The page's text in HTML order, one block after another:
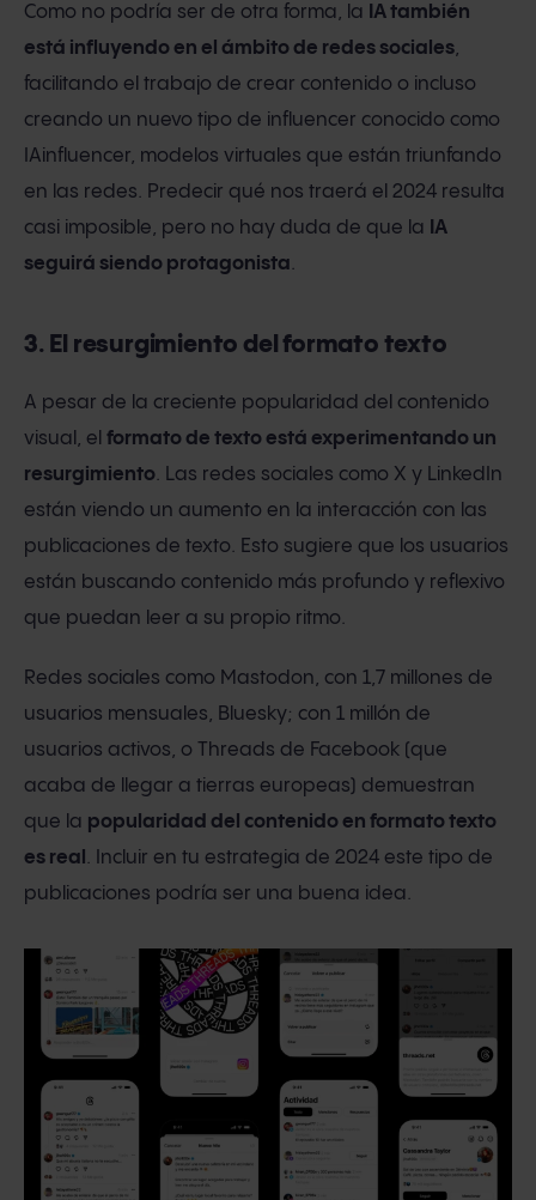
Como no podría ser de otra forma, la IA también
está influyendo en el ámbito de redes sociales,
facilitando el trabajo de crear contenido o incluso
creando un nuevo tipo de influencer conocido como
IAinfluencer, modelos virtuales que están triunfando
en las redes. Predecir qué nos traerá el 2024 resulta
casi imposible, pero no hay duda de que la IA
seguirá siendo protagonista.
3. El resurgimiento del formato texto
A pesar de la creciente popularidad del contenido
visual, el formato de texto está experimentando un
resurgimiento. Las redes sociales como X y LinkedIn
están viendo un aumento en la interacción con las
publicaciones de texto. Esto sugiere que los usuarios
están buscando contenido más profundo y reflexivo
que puedan leer a su propio ritmo.
Redes sociales como Mastodon, con 1,7 millones de
usuarios mensuales, Bluesky; con 1 millón de
usuarios activos, o Threads de Facebook (que
acaba de llegar a tierras europeas) demuestran
que la popularidad del contenido en formato texto
es real . Incluir en tu estrategia de 2024 este tipo de
publicaciones podría ser una buena idea.